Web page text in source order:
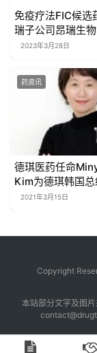
免疫疗法FIC候选
瑞子公司昂瑞生
技就免疫疗法候选
议！
2023年3月28日
药资讯
德琪医药任命
Kim为德琪韩国总
2021年3月15日
Copyright
本站部分文字及图